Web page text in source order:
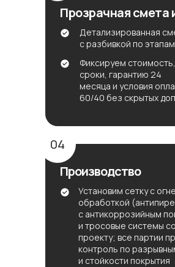
Производство
Установим сетку с
обработкой
с антикоррозийным
и тросовые системы
проекту; все партии
контроль по
и стойкости покрытия
04
Прозрачная смета
Фиксируем стоимость,
сроки, гарантию 24
месяца и условия
60/40 без скрытых
Детализированная
с разбивкой по этапам